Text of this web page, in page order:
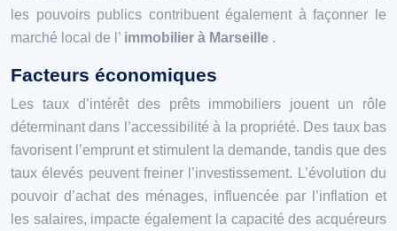
les pouvoirs publics contribuent également à façonner le
marché local de l’ immobilier à Marseille .
Facteurs économiques
Les taux d’intérêt des prêts immobiliers jouent un rôle
déterminant dans l’accessibilité à la propriété. Des taux bas
favorisent l’emprunt et stimulent la demande, tandis que des
taux élevés peuvent freiner l’investissement. L’évolution du
pouvoir d’achat des ménages, influencée par l’inflation et
les salaires, impacte également la capacité des acquéreurs